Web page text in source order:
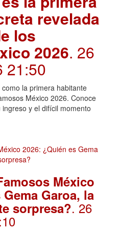
revelada
los
2026. 26
21:50
la primera habitante
México 2026. Conoce
y el difícil momento
México
Garoa, la
sorpresa?. 26